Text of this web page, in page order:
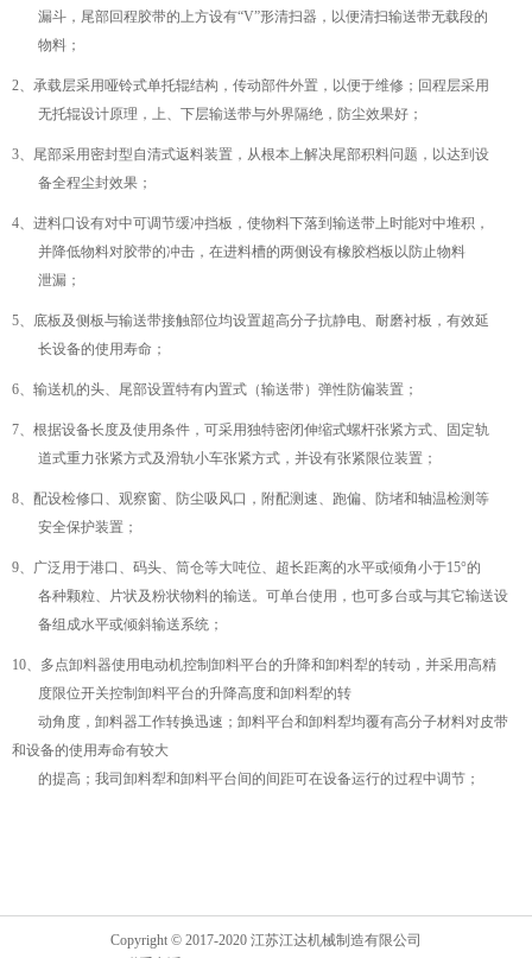
漏斗，尾部回程胶带的上方设有“V”形清扫器，以便清扫输送带无载段的
物料；
2、承载层采用哑铃式单托辊结构，传动部件外置，以便于维修；回程层采用
无托辊设计原理，上、下层输送带与外界隔绝，防尘效果好；
3、尾部采用密封型自清式返料装置，从根本上解决尾部积料问题，以达到设
备全程尘封效果；
4、进料口设有对中可调节缓冲挡板，使物料下落到输送带上时能对中堆积，
并降低物料对胶带的冲击，在进料槽的两侧设有橡胶档板以防止物料
泄漏；
5、底板及侧板与输送带接触部位均设置超高分子抗静电、耐磨衬板，有效延
长设备的使用寿命；
6、输送机的头、尾部设置特有内置式（输送带）弹性防偏装置；
7、根据设备长度及使用条件，可采用独特密闭伸缩式螺杆张紧方式、固定轨
道式重力张紧方式及滑轨小车张紧方式，并设有张紧限位装置；
8、配设检修口、观察窗、防尘吸风口，附配测速、跑偏、防堵和轴温检测等
安全保护装置；
9、广泛用于港口、码头、筒仓等大吨位、超长距离的水平或倾角小于15°的
各种颗粒、片状及粉状物料的输送。可单台使用，也可多台或与其它输送设
备组成水平或倾斜输送系统；
10、多点卸料器使用电动机控制卸料平台的升降和卸料犁的转动，并采用高精
度限位开关控制卸料平台的升降高度和卸料犁的转
动角度，卸料器工作转换迅速；卸料平台和卸料犁均覆有高分子材料对皮带
和设备的使用寿命有较大
的提高；我司卸料犁和卸料平台间的间距可在设备运行的过程中调节；
Copyright © 2017-2020 江苏江达机械制造有限公司